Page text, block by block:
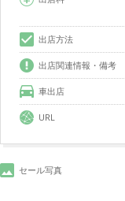
出店方法
出店関連情報・備考
車出店
URL
セール写真